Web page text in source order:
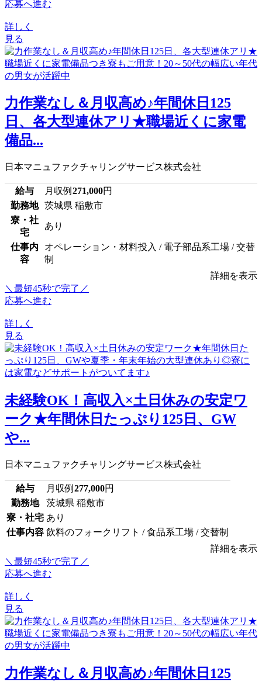
応募へ進む
詳しく
見る
力作業なし＆月収高め♪年間休日125
日、各大型連休アリ★職場近くに家電
備品...
日本マニュファクチャリングサービス株式会社
給与 月収例 271,000円
勤務地
茨城県 稲敷市
寮・社
宅
あり
仕事内
容
オペレーション・材料投入 / 電子部品系工場 / 交替
制
詳細を表示
＼最短45秒で完了／
応募へ進む
詳しく
見る
未経験OK！高収入×土日休みの安定ワ
ーク★年間休日たっぷり125日、GW
や...
日本マニュファクチャリングサービス株式会社
給与 月収例 277,000円
勤務地
茨城県 稲敷市
寮・社宅 あり
仕事内容 飲料のフォークリフト / 食品系工場 / 交替制
詳細を表示
＼最短45秒で完了／
応募へ進む
詳しく
見る
力作業なし＆月収高め♪年間休日125